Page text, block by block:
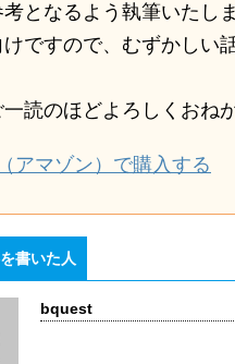
となるよう執筆いたし
ですので、むずかしい
読のほどよろしくおね
アマゾン）で購入する
書いた人
bquest